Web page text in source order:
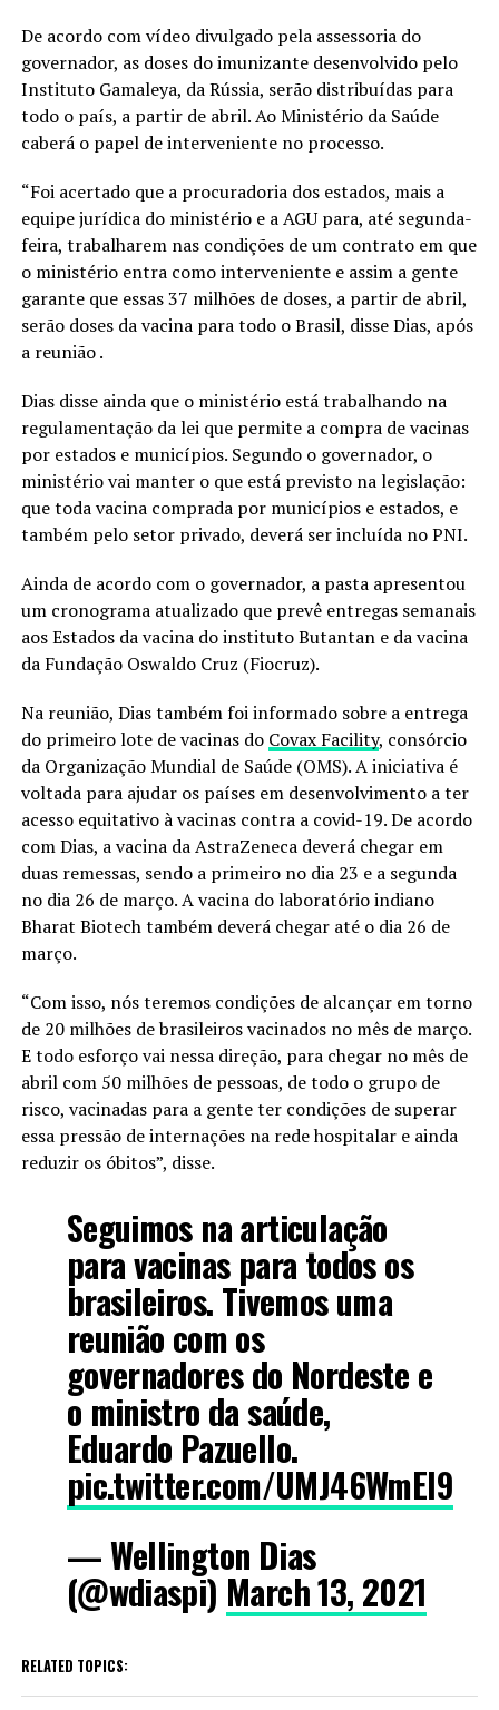
De acordo com vídeo divulgado pela assessoria do
governador, as doses do imunizante desenvolvido pelo
Instituto Gamaleya, da Rússia, serão distribuídas para
todo o país, a partir de abril. Ao Ministério da Saúde
caberá o papel de interveniente no processo.
“Foi acertado que a procuradoria dos estados, mais a
equipe jurídica do ministério e a AGU para, até segunda-
feira, trabalharem nas condições de um contrato em que
o ministério entra como interveniente e assim a gente
garante que essas 37 milhões de doses, a partir de abril,
serão doses da vacina para todo o Brasil, disse Dias, após
a reunião .
Dias disse ainda que o ministério está trabalhando na
regulamentação da lei que permite a compra de vacinas
por estados e municípios. Segundo o governador, o
ministério vai manter o que está previsto na legislação:
que toda vacina comprada por municípios e estados, e
também pelo setor privado, deverá ser incluída no PNI.
Ainda de acordo com o governador, a pasta apresentou
um cronograma atualizado que prevê entregas semanais
aos Estados da vacina do instituto Butantan e da vacina
da Fundação Oswaldo Cruz (Fiocruz).
Na reunião, Dias também foi informado sobre a entrega
do primeiro lote de vacinas do Covax Facility, consórcio
da Organização Mundial de Saúde (OMS). A iniciativa é
voltada para ajudar os países em desenvolvimento a ter
acesso equitativo à vacinas contra a covid-19. De acordo
com Dias, a vacina da AstraZeneca deverá chegar em
duas remessas, sendo a primeiro no dia 23 e a segunda
no dia 26 de março. A vacina do laboratório indiano
Bharat Biotech também deverá chegar até o dia 26 de
março.
“Com isso, nós teremos condições de alcançar em torno
de 20 milhões de brasileiros vacinados no mês de março.
E todo esforço vai nessa direção, para chegar no mês de
abril com 50 milhões de pessoas, de todo o grupo de
risco, vacinadas para a gente ter condições de superar
essa pressão de internações na rede hospitalar e ainda
reduzir os óbitos”, disse.
Seguimos na articulação
para vacinas para todos os
brasileiros. Tivemos uma
reunião com os
governadores do Nordeste e
o ministro da saúde,
Eduardo Pazuello.
pic.twitter.com/UMJ46WmEl9
— Wellington Dias
(@wdiaspi) March 13, 2021
RELATED TOPICS: